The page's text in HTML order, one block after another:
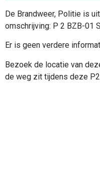
De Brandweer, Politie is
omschrijving: P 2 BZB-01
Er is geen verdere
Bezoek de locatie van
de weg zit tijdens deze